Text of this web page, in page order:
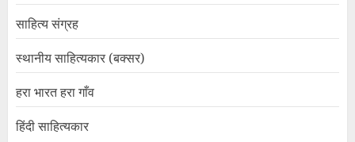
साहित्य संग्रह
स्थानीय साहित्यकार (बक्सर)
हरा भारत हरा गाँव
हिंदी साहित्यकार